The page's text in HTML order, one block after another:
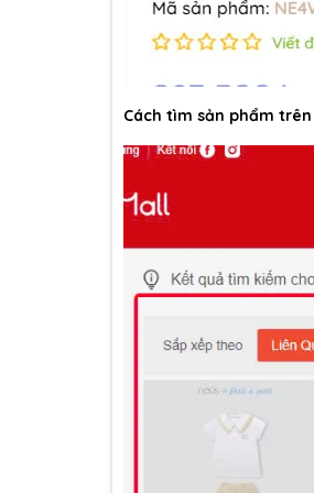
Cách tìm sản phẩm